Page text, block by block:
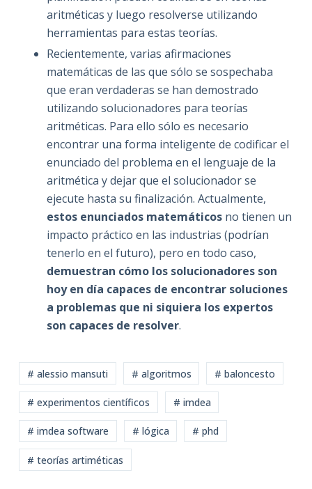
aritméticas y luego resolverse utilizando
herramientas para estas teorías.
Recientemente, varias afirmaciones
matemáticas de las que sólo se sospechaba
que eran verdaderas se han demostrado
utilizando solucionadores para teorías
aritméticas. Para ello sólo es necesario
encontrar una forma inteligente de codificar el
enunciado del problema en el lenguaje de la
aritmética y dejar que el solucionador se
ejecute hasta su finalización. Actualmente,
estos enunciados matemáticosno tienen un
impacto práctico en las industrias (podrían
tenerlo en el futuro), pero en todo caso,
demuestran cómo los solucionadores son
hoy en día capaces de encontrar soluciones
a problemas que ni siquiera los expertos
son capaces de resolver.
# alessio mansuti # algoritmos # baloncesto
# experimentos científicos # imdea
# imdea software # lógica # phd
# teorías artiméticas